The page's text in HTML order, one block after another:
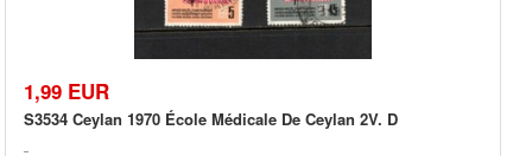
1,99 EUR
S3534 Ceylan 1970 École Médicale De Ceylan 2V. D